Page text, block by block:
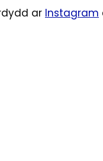
ar Instagram